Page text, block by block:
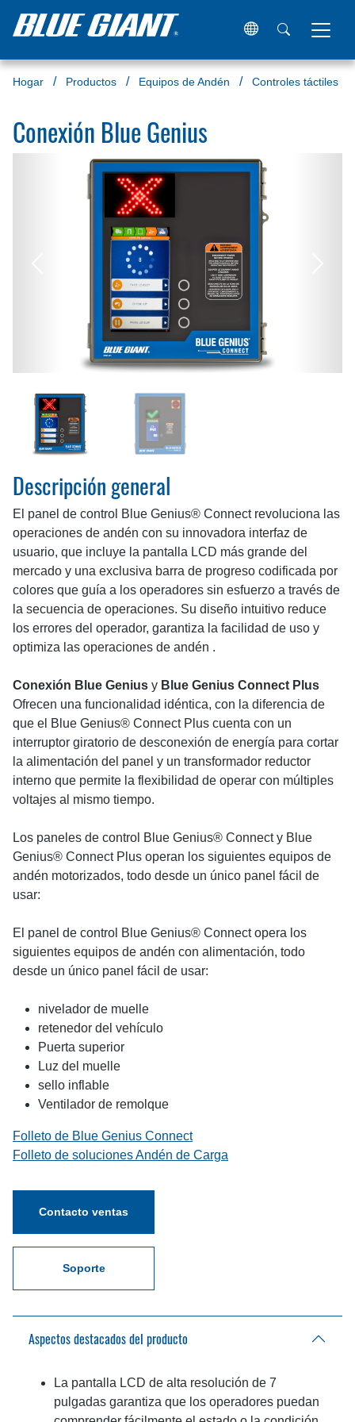
Hogar Productos Equipos de Andén Controles táctiles
Conexión Blue Genius
Descripción general
El panel de control Blue Genius® Connect revoluciona las
operaciones de andén con su innovadora interfaz de
usuario, que incluye la pantalla LCD más grande del
mercado y una exclusiva barra de progreso codificada por
colores que guía a los operadores sin esfuerzo a través de
la secuencia de operaciones. Su diseño intuitivo reduce
los errores del operador, garantiza la facilidad de uso y
optimiza las operaciones de andén .
Conexión Blue Genius y Blue Genius Connect Plus
Ofrecen una funcionalidad idéntica, con la diferencia de
que el Blue Genius® Connect Plus cuenta con un
interruptor giratorio de desconexión de energía para cortar
la alimentación del panel y un transformador reductor
interno que permite la flexibilidad de operar con múltiples
voltajes al mismo tiempo.
Los paneles de control Blue Genius® Connect y Blue
Genius® Connect Plus operan los siguientes equipos de
andén motorizados, todo desde un único panel fácil de
usar:
El panel de control Blue Genius® Connect opera los
siguientes equipos de andén con alimentación, todo
desde un único panel fácil de usar:
nivelador de muelle
retenedor del vehículo
Puerta superior
Luz del muelle
sello inflable
Ventilador de remolque
Folleto de Blue Genius Connect
Folleto de soluciones Andén de Carga
Contacto ventas
Soporte
Aspectos destacados del producto
La pantalla LCD de alta resolución de 7
pulgadas garantiza que los operadores puedan